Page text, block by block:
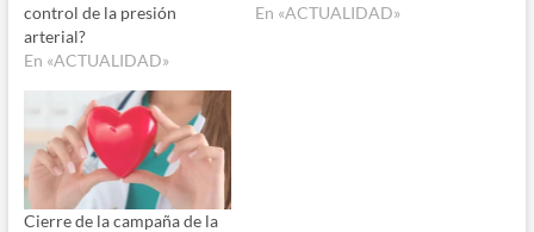
control de la presión
arterial?
En «ACTUALIDAD»
En «ACTUALIDAD»
Cierre de la campaña de la